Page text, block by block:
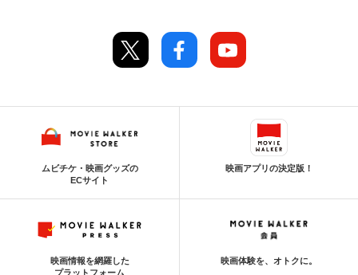
ムビチケ・映画グッズの
ECサイト
映画アプリの決定版！
映画情報を網羅した
プラットフォーム
映画体験を、オトクに。